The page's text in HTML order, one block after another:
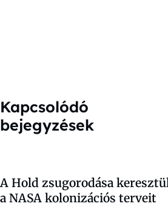
Kapcsolódó
bejegyzések
A Hold zsugorodása
a NASA kolonizációs terveit